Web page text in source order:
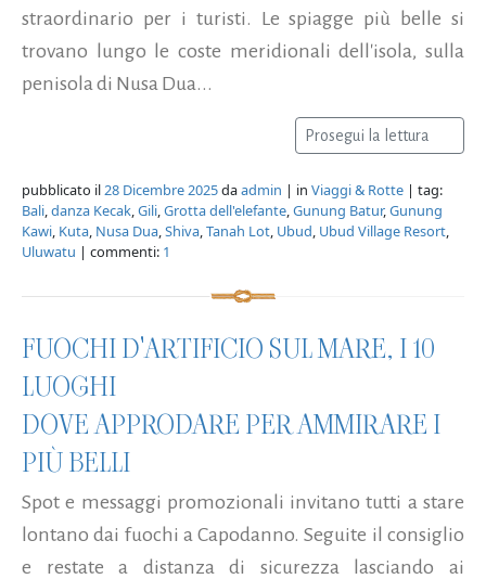
straordinario per i turisti. Le spiagge più belle si
trovano lungo le coste meridionali dell'isola, sulla
penisola di Nusa Dua...
Prosegui la lettura
pubblicato il28 Dicembre 2025daadmin | in Viaggi & Rotte | tag:
Bali,danza Kecak,Gili,Grotta dell'elefante,Gunung Batur,Gunung
Kawi, Kuta, Nusa Dua,Shiva,Tanah Lot, Ubud, Ubud Village Resort,
Uluwatu | commenti: 1
FUOCHI D'ARTIFICIO SUL MARE, I 10
LUOGHI
DOVE APPRODARE PER AMMIRARE I
PIÙ BELLI
Spot e messaggi promozionali invitano tutti a stare
lontano dai fuochi a Capodanno. Seguite il consiglio
e restate a distanza di sicurezza lasciando ai